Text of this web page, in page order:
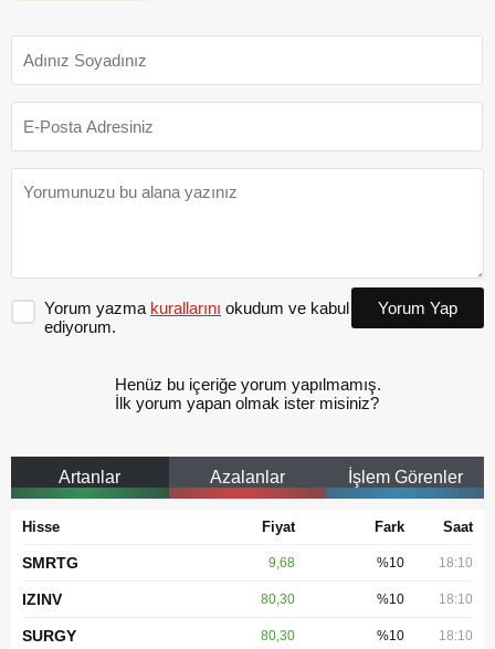
Yorum yazma kurallarını okudum ve kabul
ediyorum.
Yorum Yap
Henüz bu içeriğe yorum yapılmamış.
İlk yorum yapan olmak ister misiniz?
Artanlar Azalanlar İşlem Görenler
Hisse Fiyat Fark Saat
SMRTG 9,68 %10 18:10
IZINV 80,30 %10 18:10
SURGY 80,30 %10 18:10